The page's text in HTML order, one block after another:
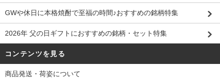
GWや休日に本格焼酎で至福の時間♪おすすめの銘柄特集
2026年 父の日ギフトにおすすめの銘柄・セット特集
コンテンツを見る
商品発送・荷姿について